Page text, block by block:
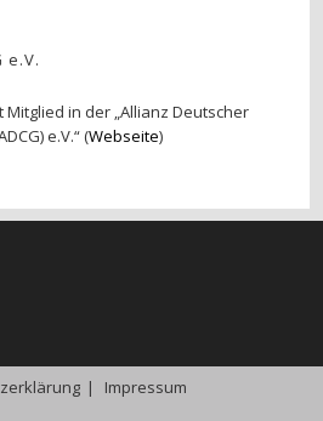
e.V.
Mitglied in der „Allianz Deutscher
e.V.“ (Webseite)
Impressum